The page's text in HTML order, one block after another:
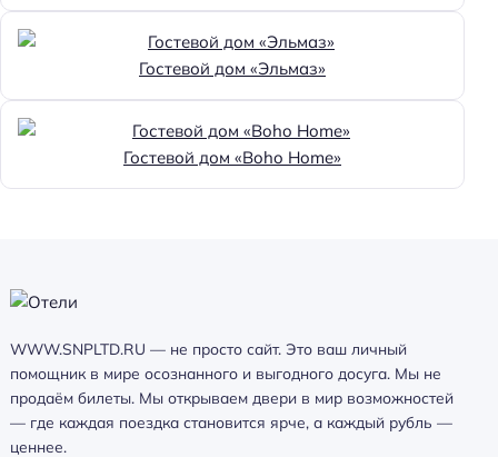
Гостевой дом «Эльмаз»
Гостевой дом «Boho Home»
WWW.SNPLTD.RU — не просто сайт. Это ваш личный
помощник в мире осознанного и выгодного досуга. Мы не
продаём билеты. Мы открываем двери в мир возможностей
— где каждая поездка становится ярче, а каждый рубль —
ценнее.